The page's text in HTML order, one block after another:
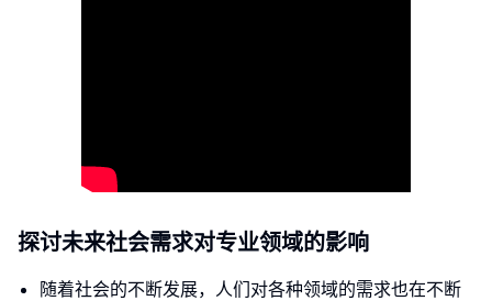
探讨未来社会需求对专业领域的影响
随着社会的不断发展，人们对各种领域的需求也在不断